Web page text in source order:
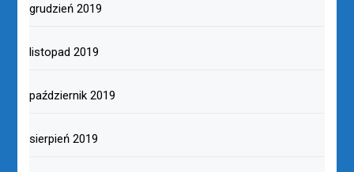
grudzień 2019
listopad 2019
październik 2019
sierpień 2019